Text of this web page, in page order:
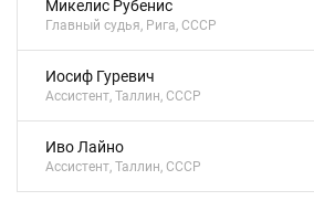
Микелис Рубенис
Главный судья, Рига, СССР
Иосиф Гуревич
Ассистент, Таллин, СССР
Иво Лайно
Ассистент, Таллин, СССР